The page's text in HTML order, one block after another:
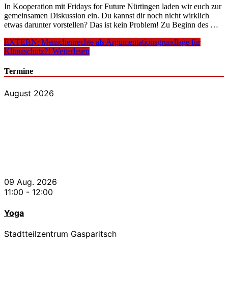
In Kooperation mit Fridays for Future Nürtingen laden wir euch zur
gemeinsamen Diskussion ein. Du kannst dir noch nicht wirklich
etwas darunter vorstellen? Das ist kein Problem! Zu Beginn des …
EXTERN: Menschenrechte als Argumentationsgrundlage für
Klimaschutz?! Weiterlesen
Termine
August 2026
09 Aug. 2026
11:00 - 12:00
Yoga
Stadtteilzentrum Gasparitsch